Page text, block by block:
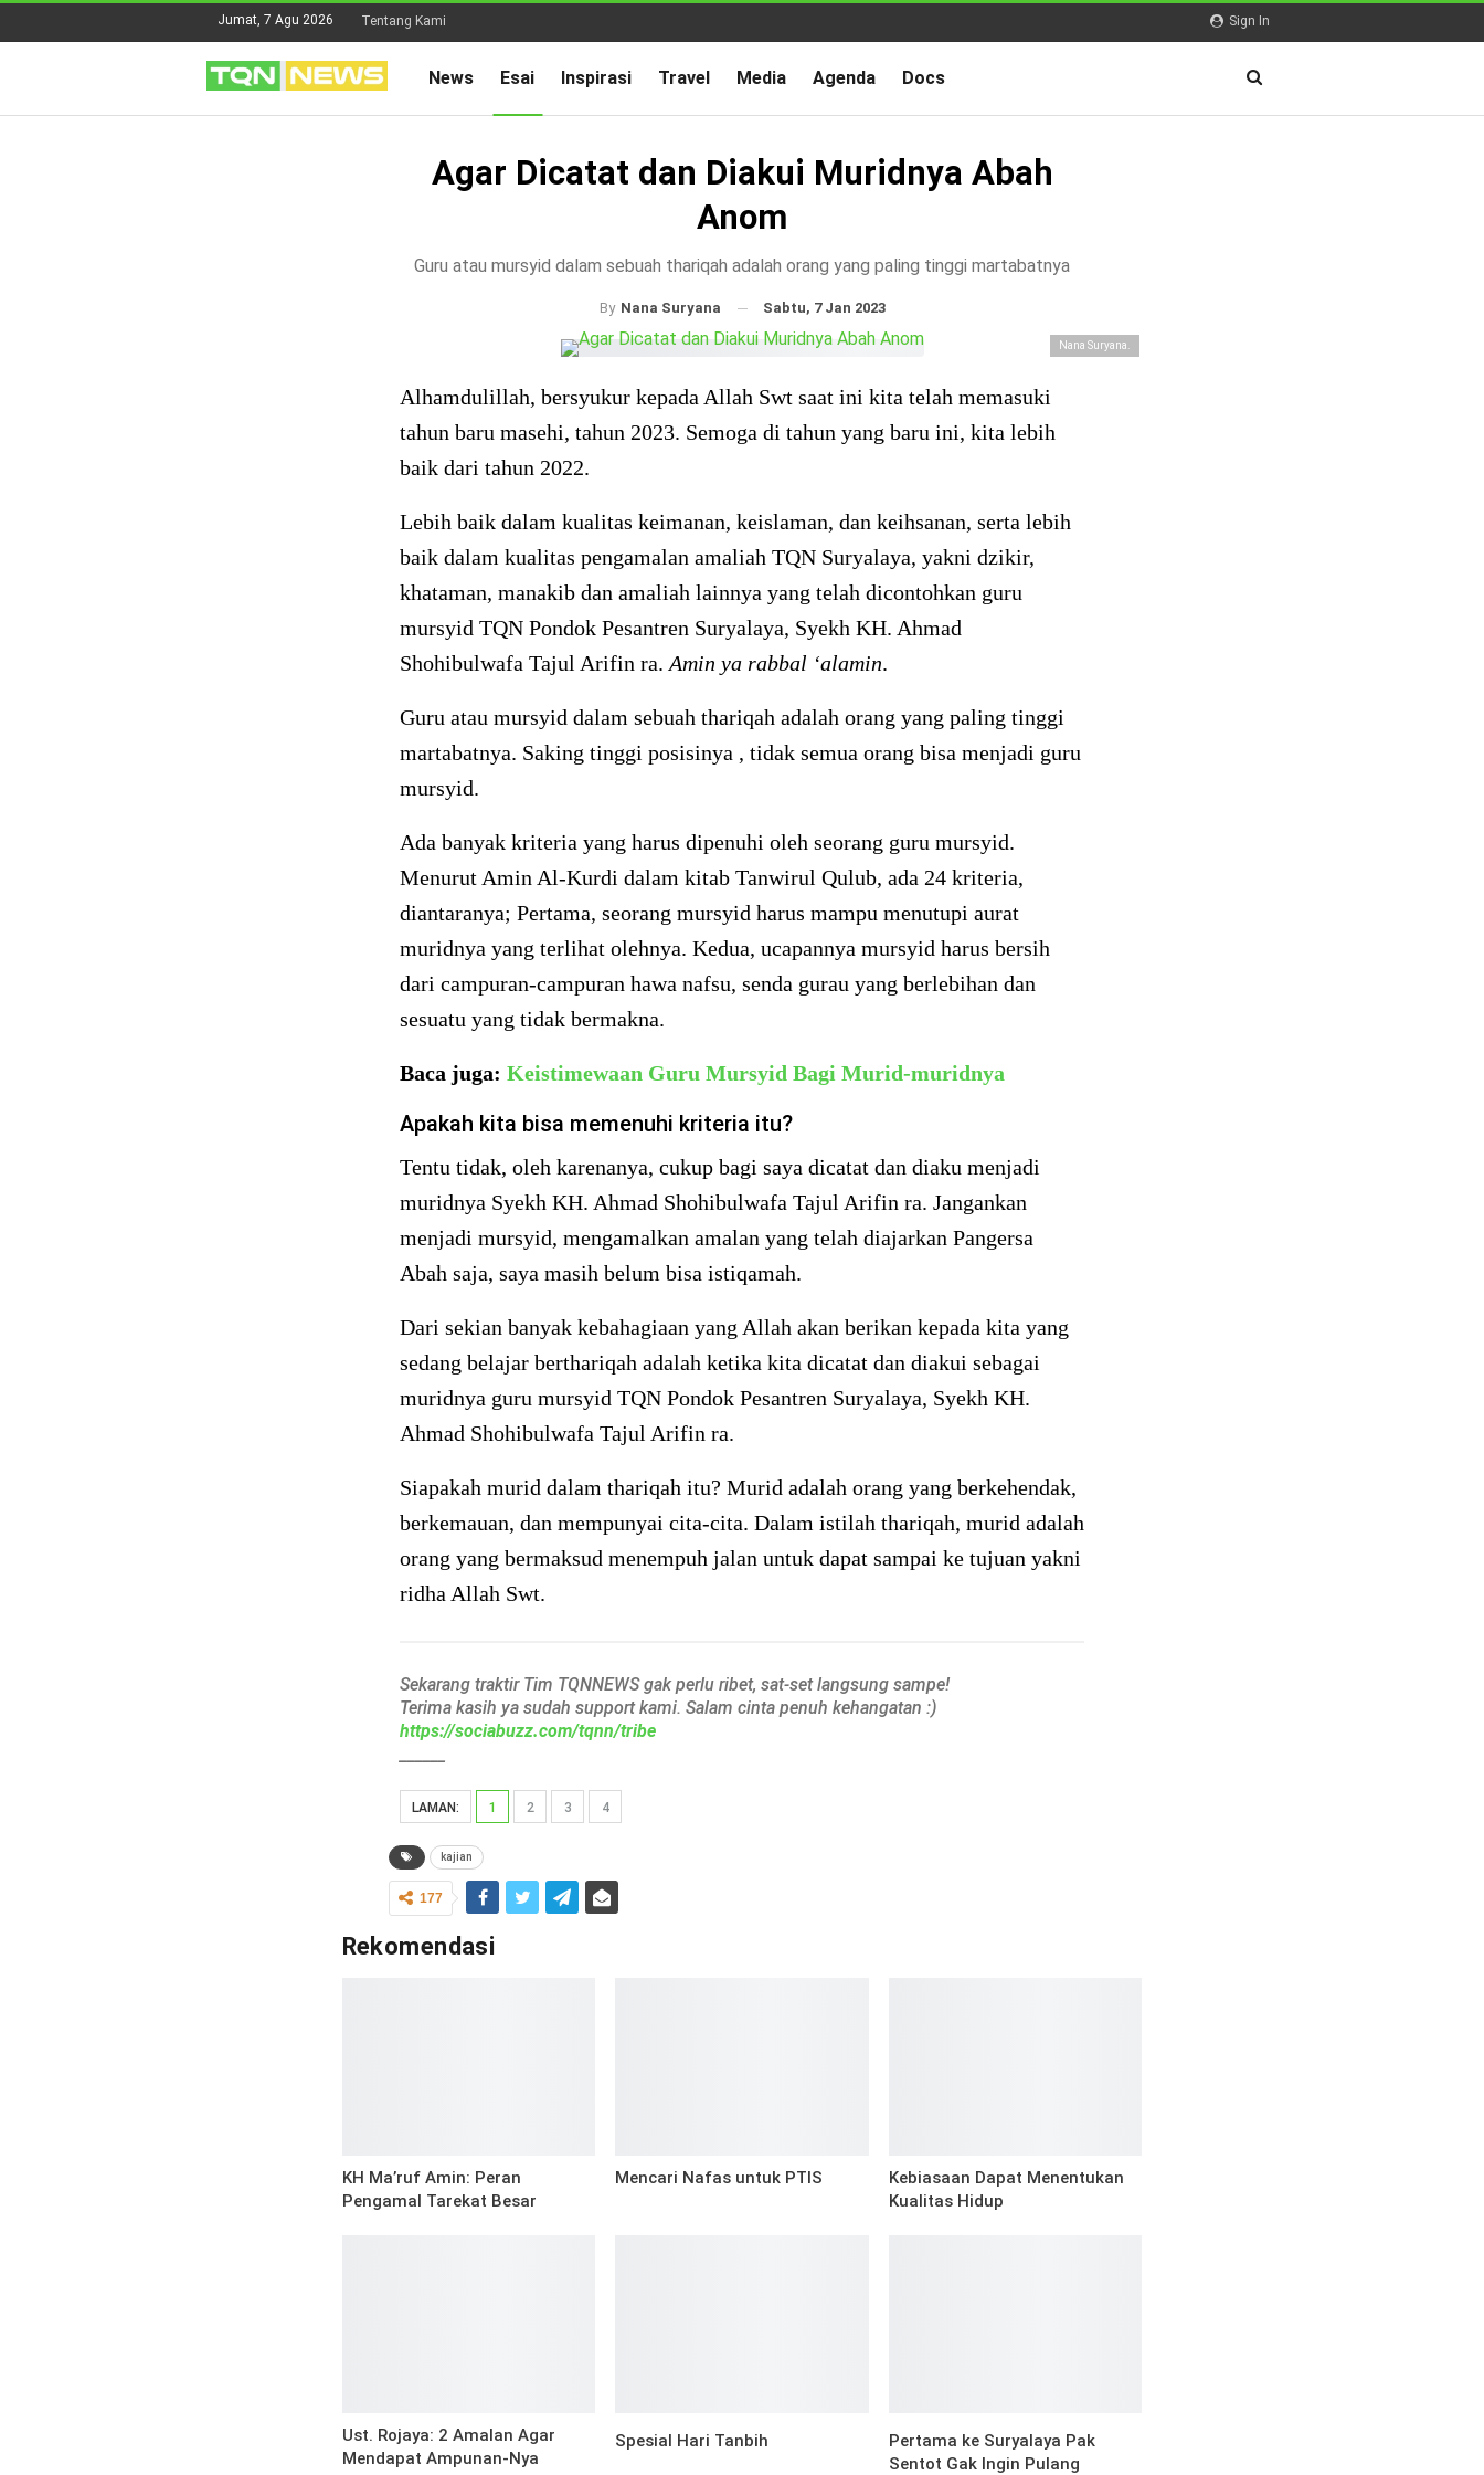
Sign In
Jumat, 7 Agu 2026 Tentang Kami
News Esai Inspirasi Travel Media Agenda Docs
Agar Dicatat dan Diakui Muridnya Abah
Anom
Guru atau mursyid dalam sebuah thariqah adalah orang yang paling tinggi martabatnya
By Nana Suryana Sabtu, 7 Jan 2023
Nana Suryana.
Alhamdulillah, bersyukur kepada Allah Swt saat ini kita telah memasuki
tahun baru masehi, tahun 2023. Semoga di tahun yang baru ini, kita lebih
baik dari tahun 2022.
Lebih baik dalam kualitas keimanan, keislaman, dan keihsanan, serta lebih
baik dalam kualitas pengamalan amaliah TQN Suryalaya, yakni dzikir,
khataman, manakib dan amaliah lainnya yang telah dicontohkan guru
mursyid TQN Pondok Pesantren Suryalaya, Syekh KH. Ahmad
Shohibulwafa Tajul Arifin ra. Amin ya rabbal ‘alamin.
Guru atau mursyid dalam sebuah thariqah adalah orang yang paling tinggi
martabatnya. Saking tinggi posisinya , tidak semua orang bisa menjadi guru
mursyid.
Ada banyak kriteria yang harus dipenuhi oleh seorang guru mursyid.
Menurut Amin Al-Kurdi dalam kitab Tanwirul Qulub, ada 24 kriteria,
diantaranya; Pertama, seorang mursyid harus mampu menutupi aurat
muridnya yang terlihat olehnya. Kedua, ucapannya mursyid harus bersih
dari campuran-campuran hawa nafsu, senda gurau yang berlebihan dan
sesuatu yang tidak bermakna.
Baca juga: Keistimewaan Guru Mursyid Bagi Murid-muridnya
Apakah kita bisa memenuhi kriteria itu?
Tentu tidak, oleh karenanya, cukup bagi saya dicatat dan diaku menjadi
muridnya Syekh KH. Ahmad Shohibulwafa Tajul Arifin ra. Jangankan
menjadi mursyid, mengamalkan amalan yang telah diajarkan Pangersa
Abah saja, saya masih belum bisa istiqamah.
Dari sekian banyak kebahagiaan yang Allah akan berikan kepada kita yang
sedang belajar berthariqah adalah ketika kita dicatat dan diakui sebagai
muridnya guru mursyid TQN Pondok Pesantren Suryalaya, Syekh KH.
Ahmad Shohibulwafa Tajul Arifin ra.
Siapakah murid dalam thariqah itu? Murid adalah orang yang berkehendak,
berkemauan, dan mempunyai cita-cita. Dalam istilah thariqah, murid adalah
orang yang bermaksud menempuh jalan untuk dapat sampai ke tujuan yakni
ridha Allah Swt.
Sekarang traktir Tim TQNNEWS gak perlu ribet, sat-set langsung sampe!
Terima kasih ya sudah support kami. Salam cinta penuh kehangatan :)
https://sociabuzz.com/tqnn/tribe
LAMAN: 1 2 3 4
kajian
177
Rekomendasi
KH Ma’ruf Amin: Peran
Pengamal Tarekat Besar
Mencari Nafas untuk PTIS
Kebiasaan Dapat Menentukan
Kualitas Hidup
Ust. Rojaya: 2 Amalan Agar
Mendapat Ampunan-Nya
Spesial Hari Tanbih
Pertama ke Suryalaya Pak
Sentot Gak Ingin Pulang